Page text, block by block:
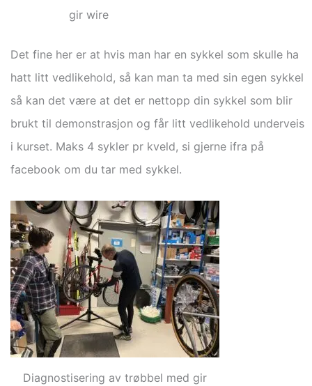
gir wire
Det fine her er at hvis man har en sykkel som skulle ha
hatt litt vedlikehold, så kan man ta med sin egen sykkel
så kan det være at det er nettopp din sykkel som blir
brukt til demonstrasjon og får litt vedlikehold underveis
i kurset. Maks 4 sykler pr kveld, si gjerne ifra på
facebook om du tar med sykkel.
Diagnostisering av trøbbel med gir